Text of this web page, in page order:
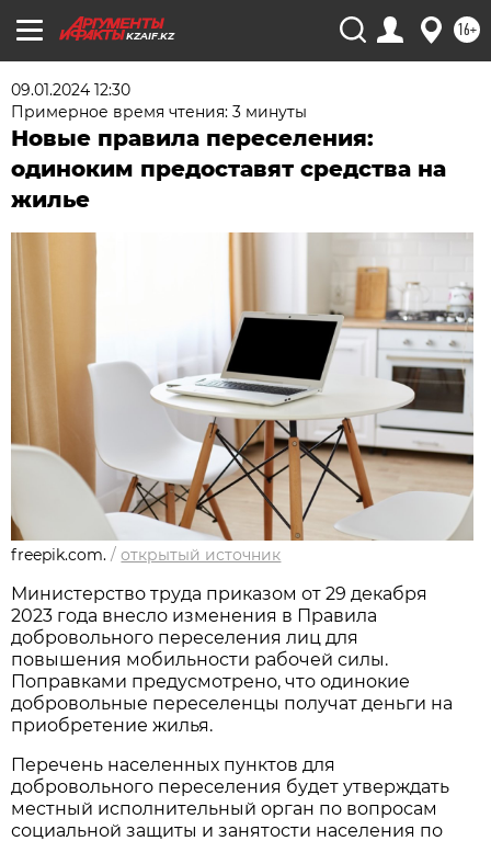
KZAIF.KZ 16+
09.01.2024 12:30
Примерное время чтения: 3 минуты
Новые правила переселения:
одиноким предоставят средства на
жилье
freepik.com. /открытый источник
Министерство труда приказом от 29 декабря
2023 года внесло изменения в Правила
добровольного переселения лиц для
повышения мобильности рабочей силы.
Поправками предусмотрено, что одинокие
добровольные переселенцы получат деньги на
приобретение жилья.
Перечень населенных пунктов для
добровольного переселения будет утверждать
местный исполнительный орган по вопросам
социальной защиты и занятости населения по